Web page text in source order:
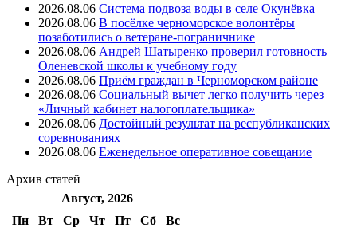
2026.08.06 Система подвоза воды в селе Окунёвка
2026.08.06 В посёлке черноморское волонтёры
позаботились о ветеране-пограничнике
2026.08.06 Андрей Шатыренко проверил готовность
Оленевской школы к учебному году
2026.08.06 Приём граждан в Черноморском районе
2026.08.06 Социальный вычет легко получить через
«Личный кабинет налогоплательщика»
2026.08.06 Достойный результат на республиканских
соревнованиях
2026.08.06 Еженедельное оперативное совещание
Архив статей
Август, 2026
Пн
Вт Ср Чт Пт Cб
Вс